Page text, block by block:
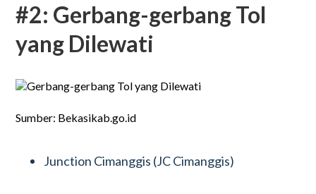
#2: Gerbang-gerbang Tol
yang Dilewati
Sumber: Bekasikab.go.id
Junction Cimanggis (JC Cimanggis)